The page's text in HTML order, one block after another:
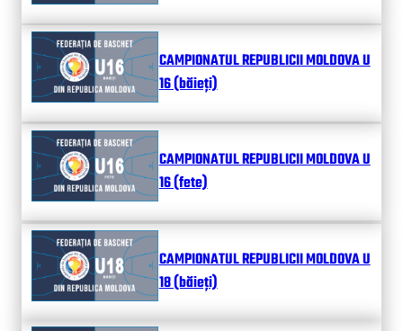
CAMPIONATUL REPUBLICII MOLDOVA U
16 (băieți)
CAMPIONATUL REPUBLICII MOLDOVA U
16 (fete)
CAMPIONATUL REPUBLICII MOLDOVA U
18 (băieți)